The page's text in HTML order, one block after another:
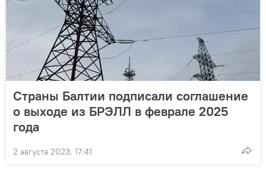
Страны Балтии подписали соглашение
о выходе из БРЭЛЛ в феврале 2025
года
2 августа 2023, 17:41